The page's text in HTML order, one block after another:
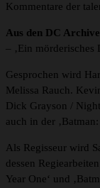
Kommentare der
Aus den DC
– ‚Ein mörderisches
Gesprochen wird
Melissa Rauch.
Dick Grayson /
auch in der
Als Regisseur wird
dessen
Year One‘ und